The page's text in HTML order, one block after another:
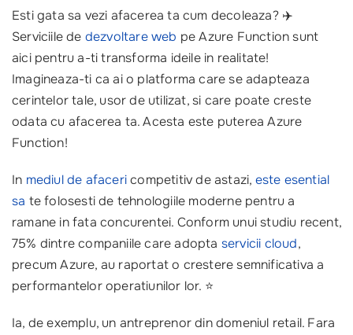
Esti gata sa vezi afacerea ta cum decoleaza? ✈️
Serviciile de dezvoltare web pe Azure Function sunt
aici pentru a-ti transforma ideile in realitate!
Imagineaza-ti ca ai o platforma care se adapteaza
cerintelor tale, usor de utilizat, si care poate creste
odata cu afacerea ta. Acesta este puterea Azure
Function!
In mediul de afacericompetitiv de astazi, este esential
sa te folosesti de tehnologiile moderne pentru a
ramane in fata concurentei. Conform unui studiu recent,
75% dintre companiile care adopta servicii cloud,
precum Azure, au raportat o crestere semnificativa a
performantelor operatiunilor lor. ⭐
Ia, de exemplu, un antreprenor din domeniul retail. Fara